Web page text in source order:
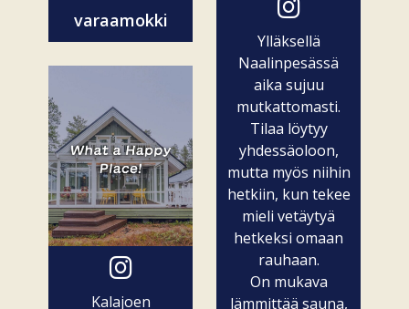
varaamokki
Kalajoen
Ylläksellä
Naalinpesässä
aika sujuu
mutkattomasti.
Tilaa löytyy
yhdessäoloon,
mutta myös niihin
hetkiin, kun tekee
mieli vetäytyä
hetkeksi omaan
rauhaan.
On mukava
lämmittää sauna,